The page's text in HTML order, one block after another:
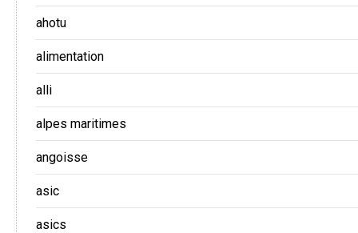
ahotu
alimentation
alli
alpes maritimes
angoisse
asic
asics